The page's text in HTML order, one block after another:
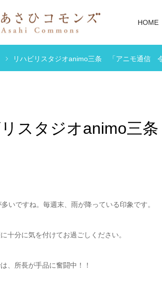
HOME
リハビリスタジオanimo三条 「アニモ通信 令
リスタジオanimo
いですね。毎週末、雨が降っている印象です。
十分に気を付けてお過ごしください。
、所長が手品に奮闘中！！